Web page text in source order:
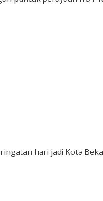
hari jadi Kota Beka